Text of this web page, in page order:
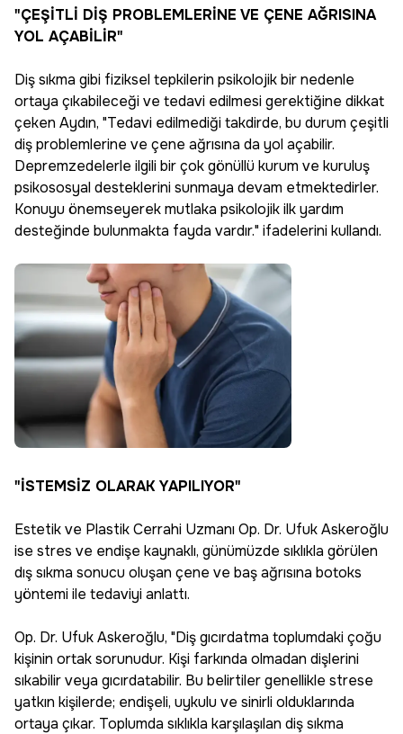
"ÇEŞİTLİ DİŞ PROBLEMLERİNE VE ÇENE AĞRISINA
YOL AÇABİLİR"
Diş sıkma gibi fiziksel tepkilerin psikolojik bir nedenle
ortaya çıkabileceği ve tedavi edilmesi gerektiğine dikkat
çeken Aydın, "Tedavi edilmediği takdirde, bu durum çeşitli
diş problemlerine ve çene ağrısına da yol açabilir.
Depremzedelerle ilgili bir çok gönüllü kurum ve kuruluş
psikososyal desteklerini sunmaya devam etmektedirler.
Konuyu önemseyerek mutlaka psikolojik ilk yardım
desteğinde bulunmakta fayda vardır." ifadelerini kullandı.
"İSTEMSİZ OLARAK YAPILIYOR"
Estetik ve Plastik Cerrahi Uzmanı Op. Dr. Ufuk Askeroğlu
ise stres ve endişe kaynaklı, günümüzde sıklıkla görülen
dış sıkma sonucu oluşan çene ve baş ağrısına botoks
yöntemi ile tedaviyi anlattı.
Op. Dr. Ufuk Askeroğlu, "Diş gıcırdatma toplumdaki çoğu
kişinin ortak sorunudur. Kişi farkında olmadan dişlerini
sıkabilir veya gıcırdatabilir. Bu belirtiler genellikle strese
yatkın kişilerde; endişeli, uykulu ve sinirli olduklarında
ortaya çıkar. Toplumda sıklıkla karşılaşılan diş sıkma